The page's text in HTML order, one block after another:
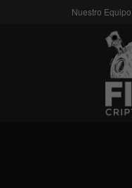
Nuestro Equipo